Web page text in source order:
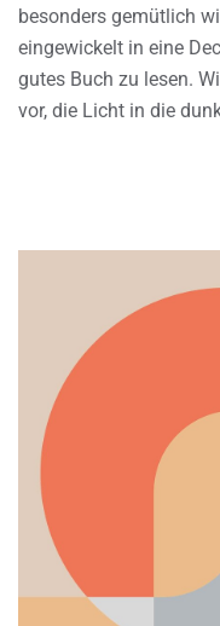
besonders gemütlich
eingewickelt in eine
gutes Buch zu lesen.
vor, die Licht in die